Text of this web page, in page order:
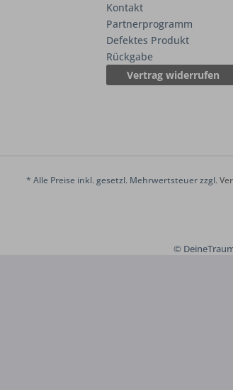
Kontakt
Partnerprogramm
Defektes Produkt
Rückgabe
Vertrag widerrufen
* Alle Preise inkl. gesetzl. Mehrwertsteuer zzgl.
©